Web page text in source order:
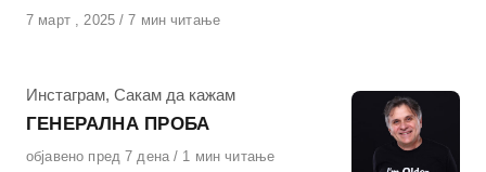
Објавено
7 март , 2025 7 мин читање
КАтегорија
Инстаграм, Сакам да кажам
ГЕНЕРАЛНА ПРОБА
Објавено
објавено пред 7 дена 1 мин читање